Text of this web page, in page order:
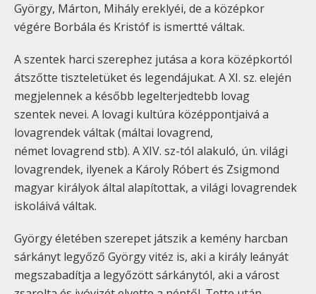
György, Márton, Mihály ereklyéi, de a középkor
végére Borbála és Kristóf is ismertté váltak.
A szentek harci szerephez jutása a kora középkortól
átszőtte tiszteletüket és legendájukat. A XI. sz. elején
megjelennek a később legelterjedtebb lovag
szentek nevei. A lovagi kultúra középpontjaivá a
lovagrendek váltak (máltai lovagrend,
német lovagrend stb). A XIV. sz-tól alakuló, ún. világi
lovagrendek, ilyenek a Károly Róbert és Zsigmond
magyar királyok által alapítottak, a világi lovagrendek
iskoláivá váltak.
György életében szerepet játszik a kemény harcban
sárkányt legyőző György vitéz is, aki a király leányát
megszabadítja a legyőzött sárkánytól, aki a várost